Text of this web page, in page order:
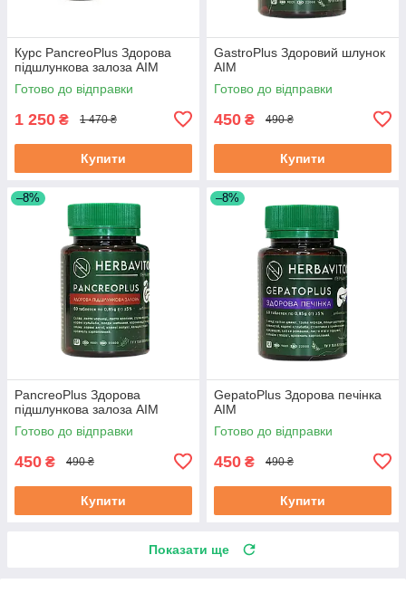
Курс PancreoPlus Здорова
підшлункова залоза АІМ
Готово до відправки
1 250 ₴ 1 470 ₴
Купити
GastroPlus Здоровий шлунок
АІМ
Готово до відправки
450 ₴ 490 ₴
Купити
–8%
PancreoPlus Здорова
підшлункова залоза АІМ
Готово до відправки
450 ₴ 490 ₴
Купити
–8%
GepatoPlus Здорова печінка
АІМ
Готово до відправки
450 ₴ 490 ₴
Купити
Показати ще